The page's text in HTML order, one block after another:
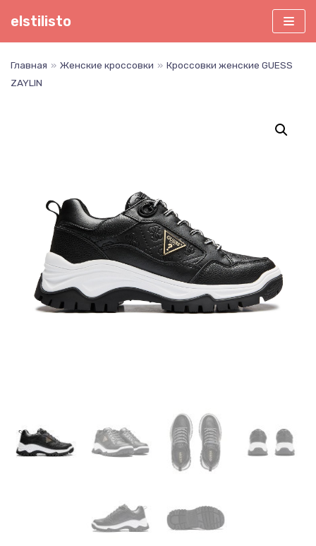
Перейти
elstilisto
Главная » Женские кроссовки » Кроссовки женские GUESS
ZAYLIN